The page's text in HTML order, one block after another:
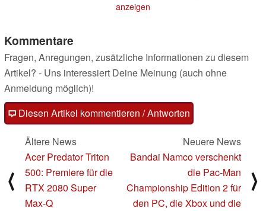
anzeigen
Kommentare
Fragen, Anregungen, zusätzliche Informationen zu diesem
Artikel? - Uns interessiert Deine Meinung (auch ohne
Anmeldung möglich)!
Diesen Artikel kommentieren / Antworten
⟨
Ältere News
Acer Predator Triton
500: Premiere für die
RTX 2080 Super
Max-Q
Neuere News
Bandai Namco verschenkt
die Pac-Man
Championship Edition 2 für
den PC, die Xbox und die
⟩